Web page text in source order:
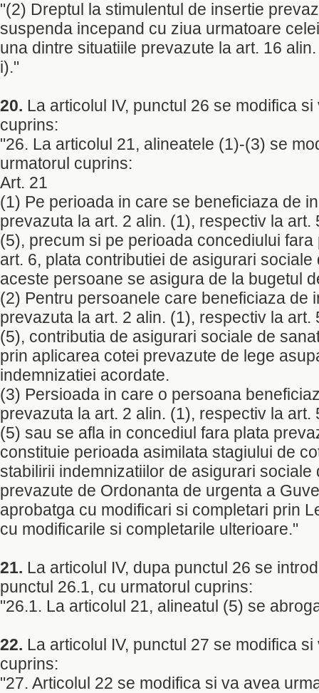
"(2) Dreptul la stimulentul de insertie
suspenda incepand cu ziua urmatoare
una dintre situatiile prevazute la art. 16
i)."
20. La articolul IV, punctul 26 se modifica
cuprins:
"26. La articolul 21, alineatele (1)-(3) se
urmatorul cuprins:
Art. 21
(1) Pe perioada in care se beneficiaza de
prevazuta la art. 2 alin. (1), respectiv la art.
(5), precum si pe perioada concediului
art. 6, plata contributiei de asigurari
aceste persoane se asigura de la bugetul
(2) Pentru persoanele care beneficiaza de
prevazuta la art. 2 alin. (1), respectiv la art.
(5), contributia de asigurari sociale de
prin aplicarea cotei prevazute de lege
indemnizatiei acordate.
(3) Persioada in care o persoana
prevazuta la art. 2 alin. (1), respectiv la art.
(5) sau se afla in concediul fara plata
constituie perioada asimilata stagiului de
stabilirii indemnizatiilor de asigurari sociale
prevazute de Ordonanta de urgenta a
aprobatga cu modificari si completari prin
cu modificarile si completarile ulterioare."
21. La articolul IV, dupa punctul 26 se
punctul 26.1, cu urmatorul cuprins:
"26.1. La articolul 21, alineatul (5) se
22. La articolul IV, punctul 27 se modifica
cuprins:
"27. Articolul 22 se modifica si va avea